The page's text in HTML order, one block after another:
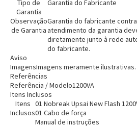
Tipo de
Garantia
Garantia do Fabricante
Observação
de Garantia
Garantia do fabricante
atendimento da garantia
diretamente junto à rede
do fabricante.
Aviso
ImagensImagens meramente ilustrativas.
Referências
Referência / Modelo1200VA
Itens Inclusos
Itens
Inclusos
01 Nobreak Upsai New Flash
01 Cabo de força
Manual de instruções